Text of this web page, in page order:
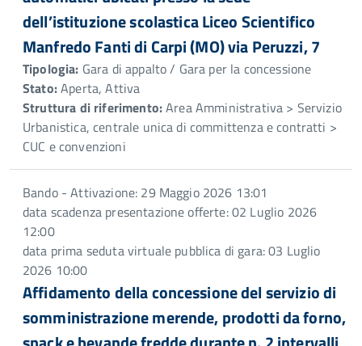
dell’istituzione scolastica Liceo Scientifico
Manfredo Fanti di Carpi (MO) via Peruzzi, 7
Tipologia: Gara di appalto / Gara per la concessione
Stato:Aperta, Attiva
Struttura di riferimento:Area Amministrativa > Servizio
Urbanistica, centrale unica di committenza e contratti >
CUC e convenzioni
Bando - Attivazione: 29 Maggio 2026 13:01
data scadenza presentazione offerte: 02 Luglio 2026
12:00
data prima seduta virtuale pubblica di gara: 03 Luglio
2026 10:00
Affidamento della concessione del servizio di
somministrazione merende, prodotti da forno,